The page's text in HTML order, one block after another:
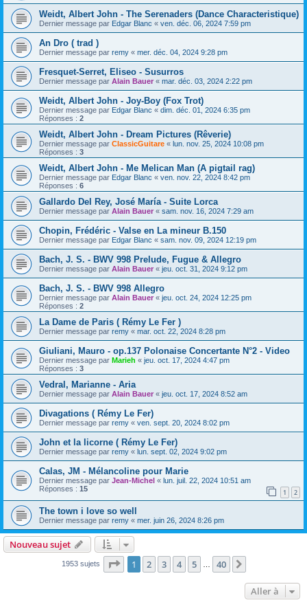
Weidt, Albert John - The Serenaders (Dance Characteristique)
Dernier message par Edgar Blanc « ven. déc. 06, 2024 7:59 pm
An Dro ( trad )
Dernier message par remy « mer. déc. 04, 2024 9:28 pm
Fresquet-Serret, Eliseo - Susurros
Dernier message par Alain Bauer « mar. déc. 03, 2024 2:22 pm
Weidt, Albert John - Joy-Boy (Fox Trot)
Dernier message par Edgar Blanc « dim. déc. 01, 2024 6:35 pm
Réponses : 2
Weidt, Albert John - Dream Pictures (Rêverie)
Dernier message par ClassicGuitare « lun. nov. 25, 2024 10:08 pm
Réponses : 3
Weidt, Albert John - Me Melican Man (A pigtail rag)
Dernier message par Edgar Blanc « ven. nov. 22, 2024 8:42 pm
Réponses : 6
Gallardo Del Rey, José María - Suite Lorca
Dernier message par Alain Bauer « sam. nov. 16, 2024 7:29 am
Chopin, Frédéric - Valse en La mineur B.150
Dernier message par Edgar Blanc « sam. nov. 09, 2024 12:19 pm
Bach, J. S. - BWV 998 Prelude, Fugue & Allegro
Dernier message par Alain Bauer « jeu. oct. 31, 2024 9:12 pm
Bach, J. S. - BWV 998 Allegro
Dernier message par Alain Bauer « jeu. oct. 24, 2024 12:25 pm
Réponses : 2
La Dame de Paris ( Rémy Le Fer )
Dernier message par remy « mar. oct. 22, 2024 8:28 pm
Giuliani, Mauro - op.137 Polonaise Concertante N°2 - Video
Dernier message par Marieh « jeu. oct. 17, 2024 4:47 pm
Réponses : 3
Vedral, Marianne - Aria
Dernier message par Alain Bauer « jeu. oct. 17, 2024 8:52 am
Divagations ( Rémy Le Fer)
Dernier message par remy « ven. sept. 20, 2024 8:02 pm
John et la licorne ( Rémy Le Fer)
Dernier message par remy « lun. sept. 02, 2024 9:02 pm
Calas, JM - Mélancoline pour Marie
Dernier message par Jean-Michel « lun. juil. 22, 2024 10:51 am
Réponses : 15 1 2
The town i love so well
Dernier message par remy « mer. juin 26, 2024 8:26 pm
Nouveau sujet
1953 sujets Page 1sur40
1 2 3 4 5 40
Aller à